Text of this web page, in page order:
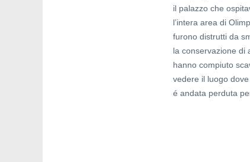
il palazzo che
l’intera area di
furono distrutti da
la conservazione di
hanno compiuto
vedere il luogo
é andata perduta